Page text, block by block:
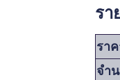
รา
รา
จำ